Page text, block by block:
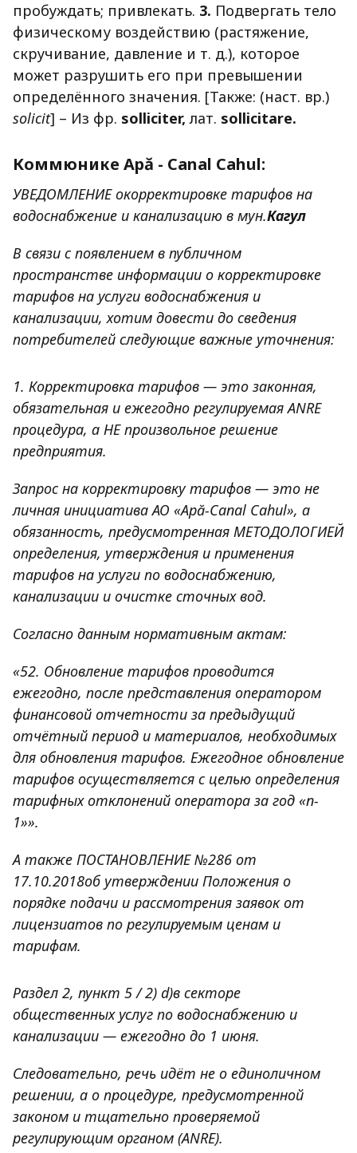
пробуждать; привлекать. 3. Подвергать тело
физическому воздействию (растяжение,
скручивание, давление и т. д.), которое
может разрушить его при превышении
определённого значения. [Также: (наст. вр.)
solicit] – Из фр. solliciter, лат. sollicitare.
Коммюнике Apă - Canal Cahul:
УВЕДОМЛЕНИЕ окорректировке тарифов на
водоснабжение и канализацию в мун.Кагул
В связи с появлением в публичном
пространстве информации о корректировке
тарифов на услуги водоснабжения и
канализации, хотим довести до сведения
потребителей следующие важные уточнения:
1. Корректировка тарифов — это законная,
обязательная и ежегодно регулируемая ANRE
процедура, а НЕ произвольное решение
предприятия.
Запрос на корректировку тарифов — это не
личная инициатива АО «Apă-Canal Cahul», а
обязанность, предусмотренная МЕТОДОЛОГИЕЙ
определения, утверждения и применения
тарифов на услуги по водоснабжению,
канализации и очистке сточных вод.
Согласно данным нормативным актам:
«52. Обновление тарифов проводится
ежегодно, после представления оператором
финансовой отчетности за предыдущий
отчётный период и материалов, необходимых
для обновления тарифов. Ежегодное обновление
тарифов осуществляется с целью определения
тарифных отклонений оператора за год «n-
1»».
А также ПОСТАНОВЛЕНИЕ №286 от
17.10.2018об утверждении Положения о
порядке подачи и рассмотрения заявок от
лицензиатов по регулируемым ценам и
тарифам.
Раздел 2, пункт 5 / 2) d)в секторе
общественных услуг по водоснабжению и
канализации — ежегодно до 1 июня.
Следовательно, речь идёт не о единоличном
решении, а о процедуре, предусмотренной
законом и тщательно проверяемой
регулирующим органом (ANRE).